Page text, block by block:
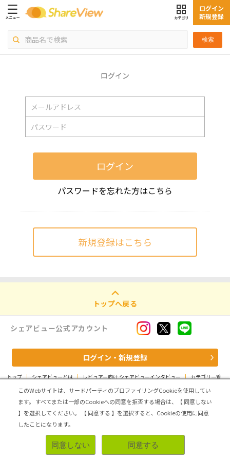
検索
ログイン
新規登録
ログイン
ログイン
パスワードを忘れた方はこちら
新規登録はこちら
トップへ戻る
シェアビュー公式アカウント
ログイン・新規登録
トップ | シェアビューとは | レビュアー向け シェアビューインタビュー | カテゴリ一覧
運営会社 | 個人情報の取扱いについて | 利用規約 サイトマップ
Copyright (C) ASMARQ Co.,Ltd. All Rights Reserved.
このWebサイトは、サードパーティのプロファイリングCookieを使用してい
ます。
すべてまたは一部のCookieへの同意を拒否する場合は、【 同意しない
】を選択してください。
【 同意する 】を選択すると、Cookieの使用に同意
したことになります。
同意しない 同意する